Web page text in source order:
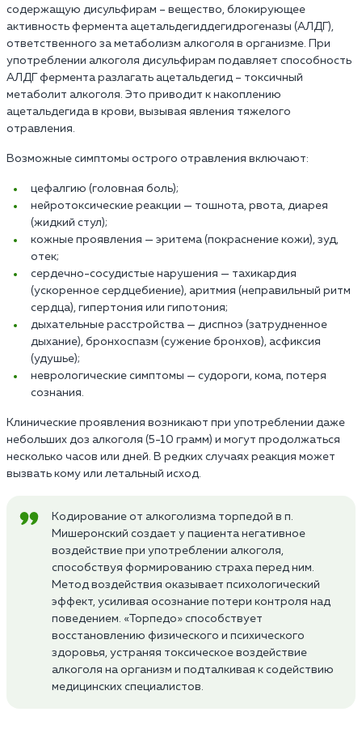
содержащую дисульфирам – вещество, блокирующее
активность фермента ацетальдегиддегидрогеназы (АЛДГ),
ответственного за метаболизм алкоголя в организме. При
употреблении алкоголя дисульфирам подавляет способность
АЛДГ фермента разлагать ацетальдегид – токсичный
метаболит алкоголя. Это приводит к накоплению
ацетальдегида в крови, вызывая явления тяжелого
отравления.
Возможные симптомы острого отравления включают:
цефалгию (головная боль);
нейротоксические реакции — тошнота, рвота, диарея
(жидкий стул);
кожные проявления — эритема (покраснение кожи), зуд,
отек;
сердечно-сосудистые нарушения — тахикардия
(ускоренное сердцебиение), аритмия (неправильный ритм
сердца), гипертония или гипотония;
дыхательные расстройства — диспноэ (затрудненное
дыхание), бронхоспазм (сужение бронхов), асфиксия
(удушье);
неврологические симптомы — судороги, кома, потеря
сознания.
Клинические проявления возникают при употреблении даже
небольших доз алкоголя (5-10 грамм) и могут продолжаться
несколько часов или дней. В редких случаях реакция может
вызвать кому или летальный исход.
Кодирование от алкоголизма торпедой в п.
Мишеронский создает у пациента негативное
воздействие при употреблении алкоголя,
способствуя формированию страха перед ним.
Метод воздействия оказывает психологический
эффект, усиливая осознание потери контроля над
поведением. «Торпедо» способствует
восстановлению физического и психического
здоровья, устраняя токсическое воздействие
алкоголя на организм и подталкивая к содействию
медицинских специалистов.